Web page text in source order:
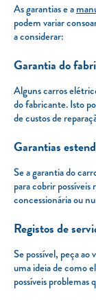
As garantias e a
podem variar
a considerar:
Garantia do
Alguns carros
do fabricante. Isto
de custos de
Garantias
Se a garantia do
para cobrir possíveis
concessionária ou
Registos de
Se possível, peça
uma ideia de como
possíveis problemas